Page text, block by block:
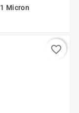
Micron
favorite_border